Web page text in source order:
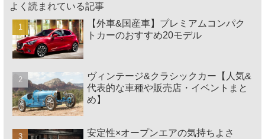
よく読まれている記事
【外車&国産車】プレミアムコンパク
トカーのおすすめ20モデル
ヴィンテージ&クラシックカー【人気&
代表的な車種や販売店・イベントまと
め】
安定性×オープンエアの気持ちよさ